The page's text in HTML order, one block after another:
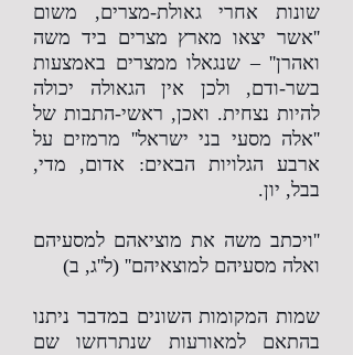
שונות אחרי גאולת-מצרים, משום
''אשר יצאו מארץ מצרים ביד משה
ואהרן'' – שנגאלו ממצרים באמצעות
בשר-ודם, ולכן אין הגאולה יכולה
להיות נצחית. ואכן, ראשי-התבות של
''אלה מסעי בני ישראל'' מרמזים על
ארבע הגלויות הבאים: אדום, מדי,
בבל, יון.
''ויכתב משה את מוציאהם למסעיהם
ואלה מסעיהם למוצאיהם'' (ל''ג, ב)
שמות המקומות השונים במדבר ניתנו
בהתאם למאורעות שנתרחשו שם